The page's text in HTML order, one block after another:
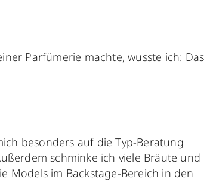
Parfümerie machte, wusste ich: Das
besonders auf die Typ-Beratung
schminke ich viele Bräute und
Models im Backstage-Bereich in den